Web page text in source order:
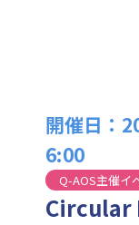
開催日：
6:00
Q-AOS主催イ
Circular